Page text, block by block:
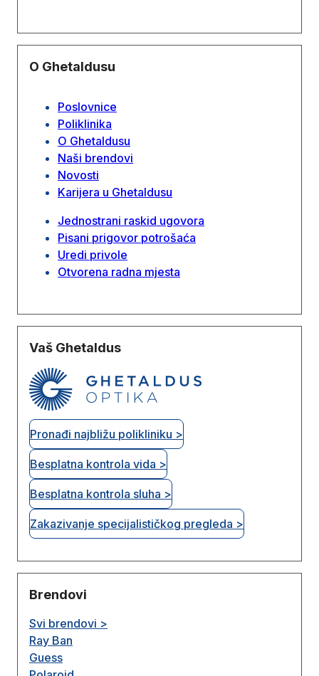
O Ghetaldusu
Poslovnice
Poliklinika
O Ghetaldusu
Naši brendovi
Novosti
Karijera u Ghetaldusu
Jednostrani raskid ugovora
Pisani prigovor potrošaća
Uredi privole
Otvorena radna mjesta
Vaš Ghetaldus
Pronađi najbližu polikliniku >
Besplatna kontrola vida >
Besplatna kontrola sluha >
Zakazivanje specijalističkog pregleda >
Brendovi
Svi brendovi >
Ray Ban
Guess